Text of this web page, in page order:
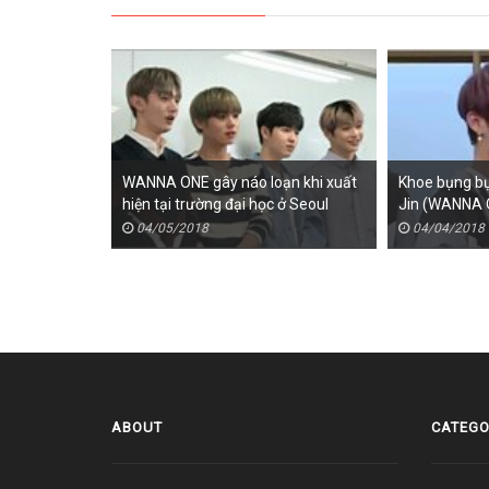
WANNA ONE gây náo loạn khi xuất
hiện tại trường đại học ở Seoul
04/05/2018
Khoe bụng
Jin (WANNA
04/04/2018
ABOUT